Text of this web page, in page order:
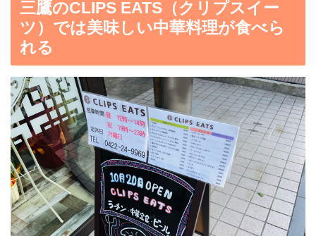
三鷹のCLIPS EATS（クリプスイー
ツ）では美味しい中華料理が食べら
れる